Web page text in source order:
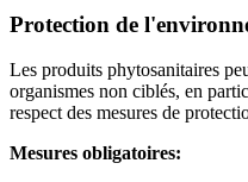
Protection de
Les produits phytosanitaires
organismes non ciblés, en
respect des mesures de
Mesures obligatoires: